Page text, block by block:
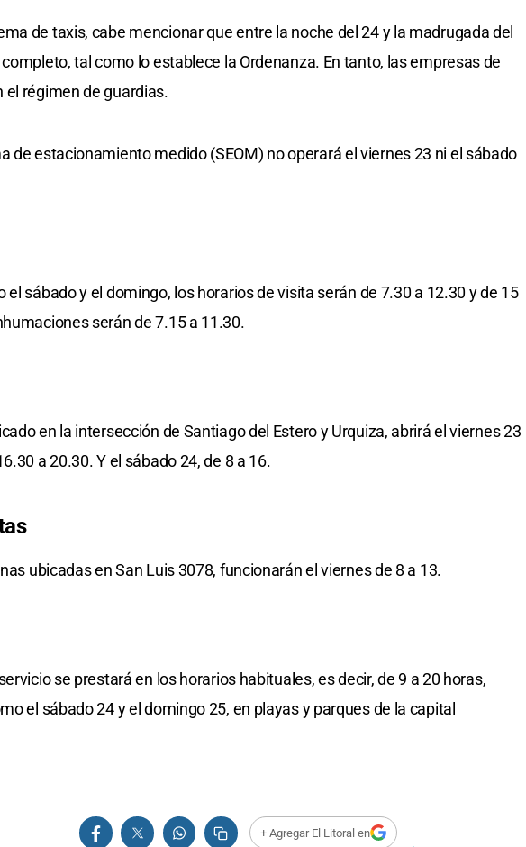
de taxis, cabe mencionar que entre la noche del 24 y la madrugada del
tal como lo establece la Ordenanza. En tanto, las empresas de
régimen de guardias.
de estacionamiento medido (SEOM) no operará el viernes 23 ni el sábado
el sábado y el domingo, los horarios de visita serán de 7.30 a 12.30 y de 15
serán de 7.15 a 11.30.
en la intersección de Santiago del Estero y Urquiza, abrirá el viernes 23
a 20.30. Y el sábado 24, de 8 a 16.
ubicadas en San Luis 3078, funcionarán el viernes de 8 a 13.
se prestará en los horarios habituales, es decir, de 9 a 20 horas,
el sábado 24 y el domingo 25, en playas y parques de la capital
+ Agregar El Litoral en